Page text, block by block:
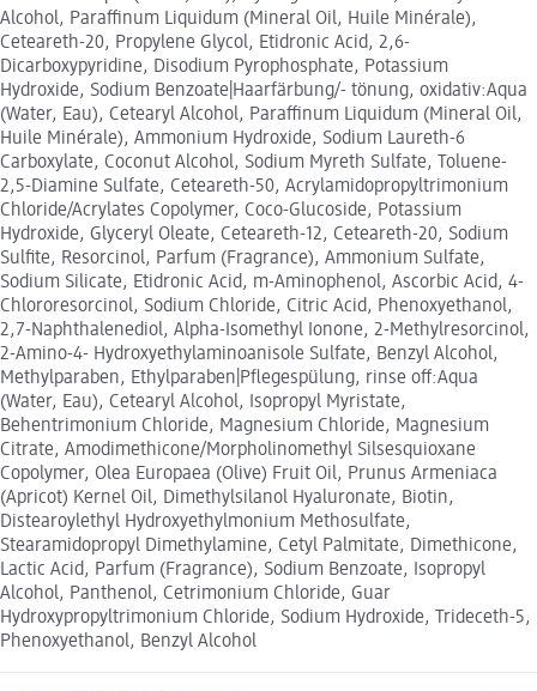
Alcohol, Paraffinum Liquidum (Mineral Oil, Huile Minérale),
Ceteareth-20, Propylene Glycol, Etidronic Acid, 2,6-
Dicarboxypyridine, Disodium Pyrophosphate, Potassium
Hydroxide, Sodium Benzoate|Haarfärbung/- tönung, oxidativ:Aqua
(Water, Eau), Cetearyl Alcohol, Paraffinum Liquidum (Mineral Oil,
Huile Minérale), Ammonium Hydroxide, Sodium Laureth-6
Carboxylate, Coconut Alcohol, Sodium Myreth Sulfate, Toluene-
2,5-Diamine Sulfate, Ceteareth-50, Acrylamidopropyltrimonium
Chloride/Acrylates Copolymer, Coco-Glucoside, Potassium
Hydroxide, Glyceryl Oleate, Ceteareth-12, Ceteareth-20, Sodium
Sulfite, Resorcinol, Parfum (Fragrance), Ammonium Sulfate,
Sodium Silicate, Etidronic Acid, m-Aminophenol, Ascorbic Acid, 4-
Chlororesorcinol, Sodium Chloride, Citric Acid, Phenoxyethanol,
2,7-Naphthalenediol, Alpha-Isomethyl Ionone, 2-Methylresorcinol,
2-Amino-4- Hydroxyethylaminoanisole Sulfate, Benzyl Alcohol,
Methylparaben, Ethylparaben|Pflegespülung, rinse off:Aqua
(Water, Eau), Cetearyl Alcohol, Isopropyl Myristate,
Behentrimonium Chloride, Magnesium Chloride, Magnesium
Citrate, Amodimethicone/Morpholinomethyl Silsesquioxane
Copolymer, Olea Europaea (Olive) Fruit Oil, Prunus Armeniaca
(Apricot) Kernel Oil, Dimethylsilanol Hyaluronate, Biotin,
Distearoylethyl Hydroxyethylmonium Methosulfate,
Stearamidopropyl Dimethylamine, Cetyl Palmitate, Dimethicone,
Lactic Acid, Parfum (Fragrance), Sodium Benzoate, Isopropyl
Alcohol, Panthenol, Cetrimonium Chloride, Guar
Hydroxypropyltrimonium Chloride, Sodium Hydroxide, Trideceth-5,
Phenoxyethanol, Benzyl Alcohol